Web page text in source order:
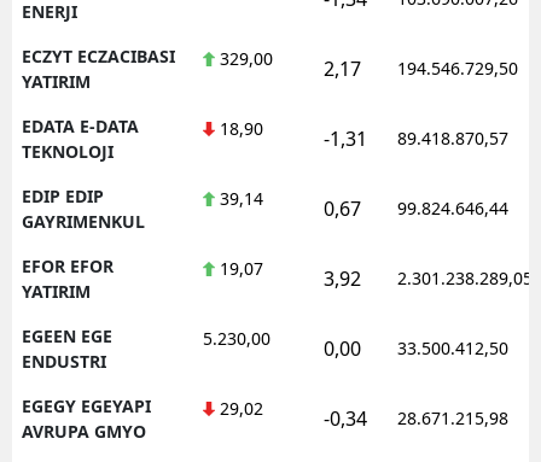
ENERJI
ECZYT ECZACIBASI
YATIRIM
329,00 2,17 194.546.729,50
EDATA E-DATA
TEKNOLOJI
18,90 -1,31 89.418.870,57
EDIP EDIP
GAYRIMENKUL
39,14 0,67 99.824.646,44
EFOR EFOR
YATIRIM
19,07 3,92 2.301.238.289,05
EGEEN EGE
ENDUSTRI
5.230,00 0,00 33.500.412,50
EGEGY EGEYAPI
AVRUPA GMYO
29,02 -0,34 28.671.215,98